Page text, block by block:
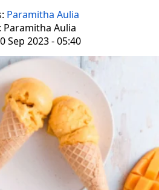
Paramitha Aulia
Paramitha Aulia
Sep 2023 - 05:40